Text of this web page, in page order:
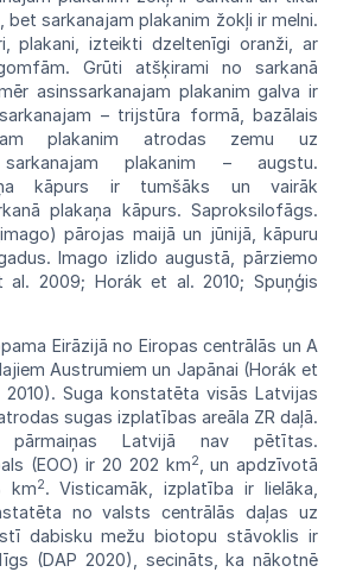
betsarkanajamplakanim žokļi ir melni.
plakani, izteikti dzeltenīgi oranži,ar
Grūti atšķirami no sarkanā
asinssarkanajam plakanim galva ir
– trijstūra formā, bazālais
plakanim atrodas zemu uz
sarkanajamplakanim – augstu.
kāpurs ir tumšāks un vairāk
plakaņa kāpurs.Saproksilofāgs.
pārojas maijāun jūnijā, kāpuru
Imago izlido augustā, pārziemo
al. 2009; Horák et al. 2010;Spuņģis
Eirāzijā no Eiropas centrālās un A
Austrumiem un Japānai (Horák et
Suga konstatēta visāsLatvijas
sugas izplatības areāla ZR daļā.
pārmaiņas Latvijā nav pētītas.
(EOO) ir 20 202 km2, un apdzīvotā
km2. Visticamāk, izplatība ir lielāka,
no valsts centrālās daļas uz
dabisku mežu biotopu stāvoklis ir
(DAP 2020), secināts, ka nākotnē